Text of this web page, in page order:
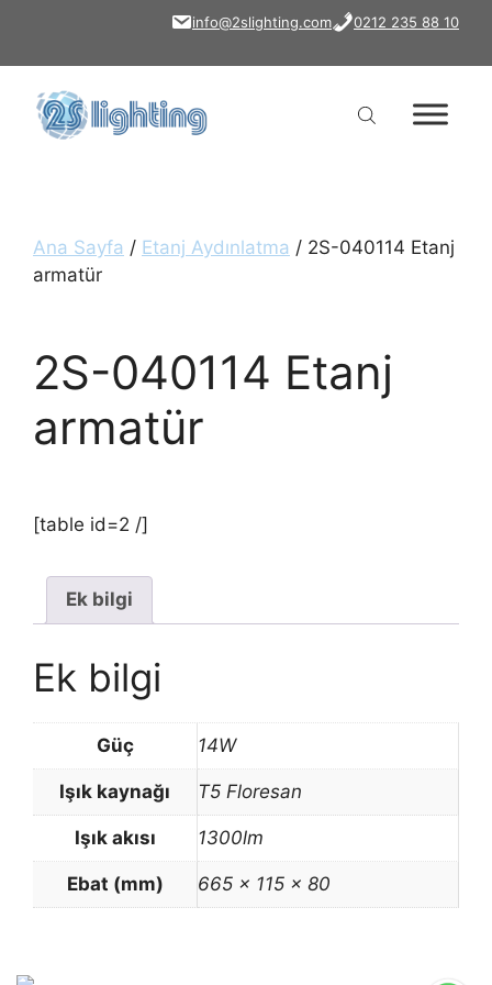
info@2slighting.com 0212 235 88 10
Ana Sayfa / Etanj Aydınlatma / 2S-040114 Etanj
armatür
2S-040114 Etanj
armatür
[table id=2 /]
Ek bilgi
Ek bilgi
Güç 14W
Işık kaynağı T5 Floresan
Işık akısı 1300lm
Ebat (mm) 665 × 115 × 80